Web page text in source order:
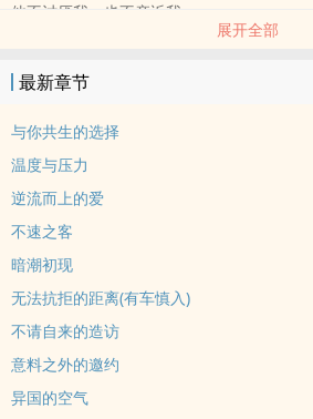
他不讨厌我，也不亲近我。
他只是——太懂得什么叫「分寸」。
——如果我们不是‍兄‌‌‍妹‎，他会不会早就拥抱
法律规定我是他妹妹，血缘却从来没这么说
＃伪骨科 ＃法定‍兄‌‌‍妹‎ ＃从清冷到沉沦 ＃他
标签： 骨科 / BG / 现代 / 狗血 / ‎‌‎肉‌‎文‌‎‍ /
展开全部
最新章节
与你共生的选择
温度与压力
逆流而上的爱
不速之客
暗潮初现
无法抗拒的距离(有车慎入)
不请自来的造访
意料之外的邀约
异国的空气